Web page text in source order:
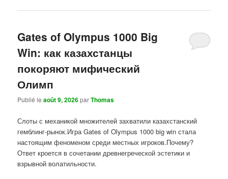
Gates of Olympus 1000 Big
Win: как казахстанцы
покоряют мифический
Олимп
Publié leaoût 9, 2026parThomas
Слоты с механикой множителей захватили казахстанский
гемблинг-рынок.Игра Gates of Olympus 1000 big win стала
настоящим феноменом среди местных игроков.Почему?
Ответ кроется в сочетании древнегреческой эстетики и
взрывной волатильности.